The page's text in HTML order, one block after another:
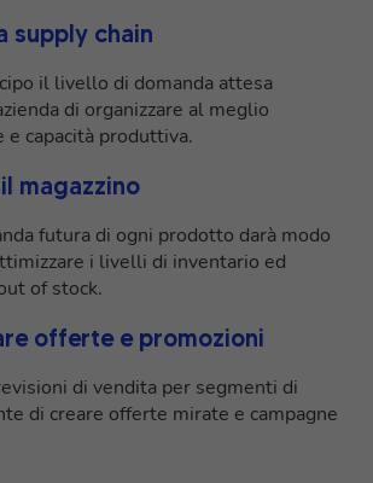
supply chain
il livello di domanda attesa
di organizzare al meglio
capacità produttiva.
magazzino
futura di ogni prodotto darà modo
i livelli di inventario ed
of stock.
offerte e promozioni
di vendita per segmenti di
di creare offerte mirate e campagne